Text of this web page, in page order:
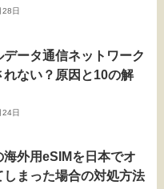
日
データ通信ネットワーク
れない？原因と10の解
日
海外用eSIMを日本でオ
しまった場合の対処方法